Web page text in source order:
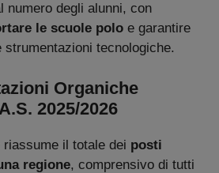
numero degli alunni, con
le scuole polo e garantire
strumentazioni tecnologiche.
Organiche
A.S. 2025/2026
riassume il totale dei posti
regione, comprensivo di tutti